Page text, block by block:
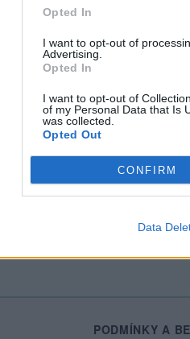
Opted In
I want to opt-out of
Advertising.
Opted In
I want to opt-out of
of my Personal Data that Is
was collected.
Opted Out
CONFIRM
Data
Zobrazit celou mou zeď
PODMÍNKY A